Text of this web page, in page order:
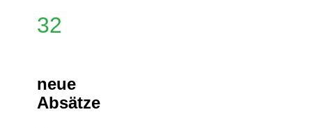
32
neue
Absätze